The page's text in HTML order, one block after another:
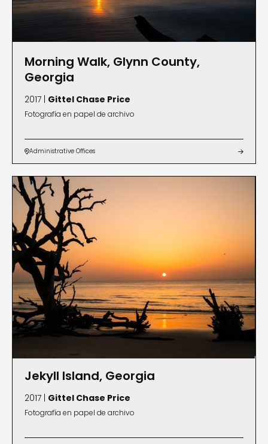
Morning Walk, Glynn County,
Georgia
2017 | Gittel Chase Price
Fotografía en papel de archivo
Administrative Offices 
Jekyll Island, Georgia
2017 | Gittel Chase Price
Fotografía en papel de archivo